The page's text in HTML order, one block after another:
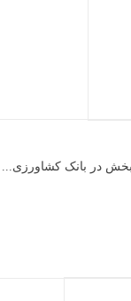
در بانک کشاورزی...